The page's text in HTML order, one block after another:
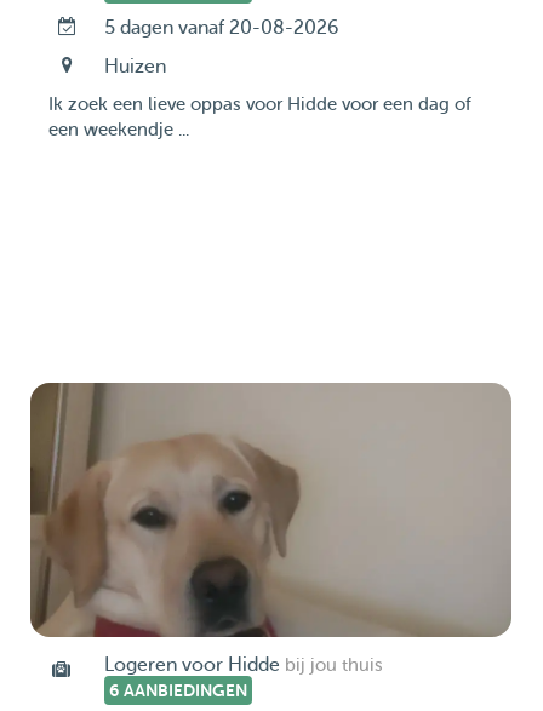
5 dagen vanaf 20-08-2026
Huizen
Ik zoek een lieve oppas voor Hidde voor een dag of
een weekendje ...
Logeren voor Hidde bij jou thuis
6 AANBIEDINGEN